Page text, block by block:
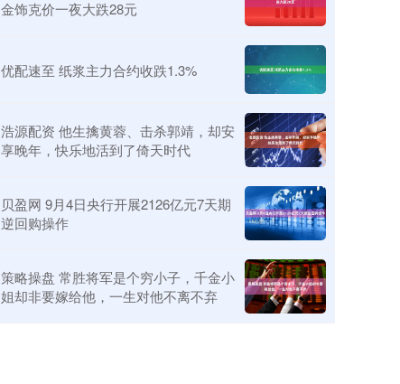
金饰克价一夜大跌28元
优配速至 纸浆主力合约收跌1.3%
浩源配资 他生擒黄蓉、击杀郭靖，却安
享晚年，快乐地活到了倚天时代
贝盈网 9月4日央行开展2126亿元7天期
逆回购操作
策略操盘 常胜将军是个穷小子，千金小
姐却非要嫁给他，一生对他不离不弃